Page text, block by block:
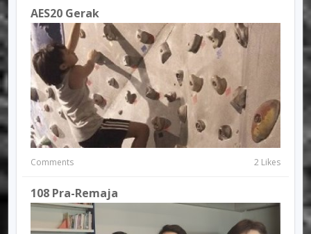
AES20 Gerak
Comments 2 Likes
108 Pra-Remaja